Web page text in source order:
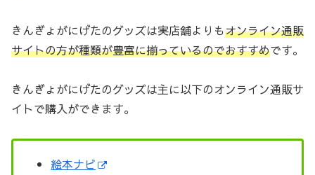
きんぎょがにげたのグッズは実店舗よりもオンライン通販
サイトの方が種類が豊富に揃っているのでおすすめです。
きんぎょがにげたのグッズは主に以下のオンライン通販サ
イトで購入ができます。
絵本ナビ